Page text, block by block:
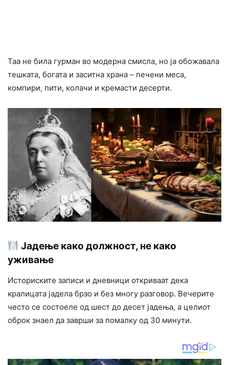
Таа не била гурман во модерна смисла, но ја обожавала
тешката, богата и заситна храна – печени меса,
компири, пити, колачи и кремасти десерти.
Јадење како должност, не како
уживање
Историските записи и дневници откриваат дека
кралицата јадела брзо и без многу разговор. Вечерите
често се состоеле од шест до десет јадења, а целиот
оброк знаел да заврши за помалку од 30 минути.